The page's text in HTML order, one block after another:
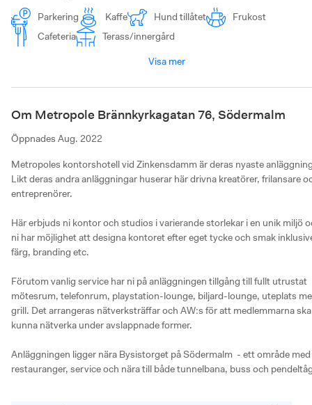
Parkering Kaffe Hund tillåtet
Frukost
Cafeteria
Terass/innergård
Visa mer
Om Metropole Brännkyrkagatan 76, Södermalm
Öppnades Aug. 2022
Metropoles kontorshotell vid Zinkensdamm är deras nyaste
Likt deras andra anläggningar huserar här drivna kreatörer, frilansare
entreprenörer.
Här erbjuds ni kontor och studios i varierande storlekar i en unik miljö
ni har möjlighet att designa kontoret efter eget tycke och smak
färg, branding etc.
Förutom vanlig service har ni på anläggningen tillgång till fullt utrustat
mötesrum, telefonrum, playstation-lounge, biljard-lounge, uteplats
grill. Det arrangeras nätverksträffar och AW:s för att medlemmarna ska
kunna nätverka under avslappnade former.
Anläggningen ligger nära Bysistorget på Södermalm  - ett område med
restauranger, service och nära till både tunnelbana, buss och